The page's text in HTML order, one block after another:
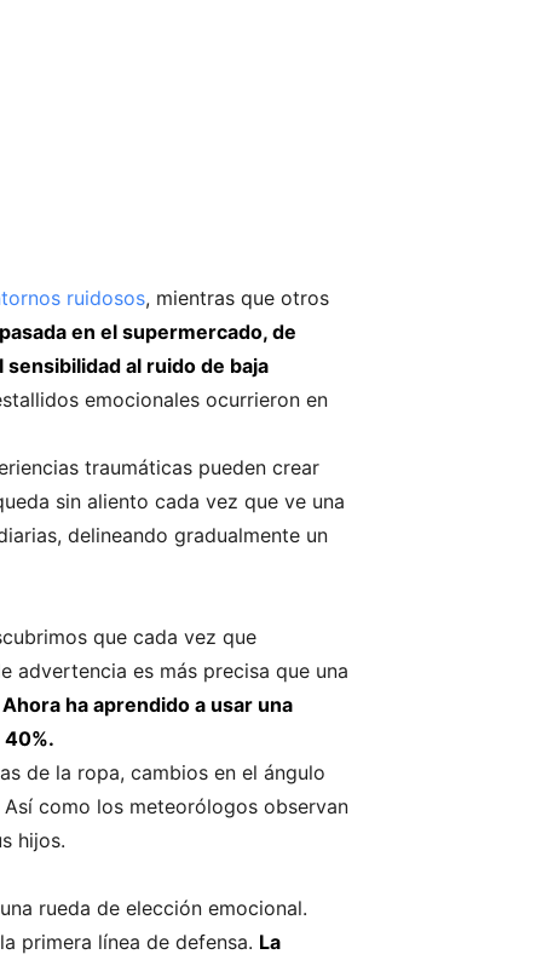
ruidosos, mientras que otros
en el supermercado, de
al ruido de baja
emocionales ocurrieron en
traumáticas pueden crear
sin aliento cada vez que ve una
delineando gradualmente un
que cada vez que
advertencia es más precisa que una
Ahora ha aprendido a usar una
de la ropa, cambios en el ángulo
como los meteorólogos observan
hijos.
rueda de elección emocional.
primera línea de defensa. La